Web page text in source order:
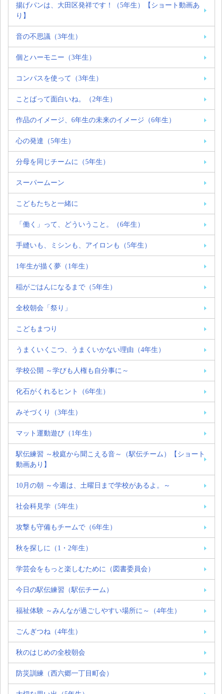
揚げパンは、大田区発祥です！（5年生）【ショート動画あ
り】
音の不思議（3年生）
個とハーモニー（3年生）
コンパスを使って（3年生）
ことばって面白いね。（2年生）
作品のイメージ、6年生の未来のイメージ（6年生）
心の発達（5年生）
分母を同じチームに（5年生）
スーパームーン
こどもたちと一緒に
「働く」って、どういうこと。（6年生）
手縫いも、ミシンも、アイロンも（5年生）
1年生が描く夢（1年生）
稲がごはんになるまで（5年生）
全校朝会「祭り」
こどもまつり
うまくいくこつ、うまくいかない理由（4年生）
学校公開 ～学びも人権も自分事に～
化石がくれるヒント（6年生）
みそづくり（3年生）
マット運動遊び（1年生）
駅伝練習 ～校庭から聞こえる音～（駅伝チーム）【ショート
動画あり】
10月の朝 ～今週は、土曜日まで学校があるよ。～
社会科見学（5年生）
攻撃も守備もチームで（6年生）
秋を探しに（1・2年生）
学芸会をもっと楽しむために（図書委員会）
今日の駅伝練習（駅伝チーム）
福祉体験 ～みんなが過ごしやすい場所に～（4年生）
ごんぎつね（4年生）
秋のはじめの全校朝会
防災訓練（西六郷一丁目町会）